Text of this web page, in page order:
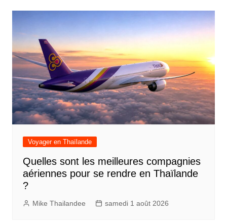
Voyager en Thaïlande
Quelles sont les meilleures compagnies
aériennes pour se rendre en Thaïlande
?
Mike Thailandee samedi 1 août 2026